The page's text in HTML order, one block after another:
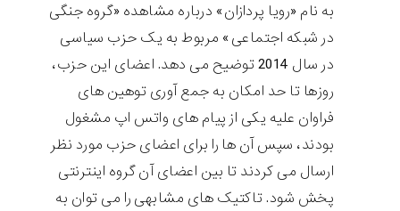
به نام «رویا پردازان» درباره مشاهده «گروه جنگی
در شبکه اجتماعی» مربوط به یک حزب سیاسی
در سال 2014 توضیح می دهد. اعضای این حزب،
روزها تا حد امکان به جمع آوری توهین های
فراوان علیه یکی از پیام های واتس اپ مشغول
بودند، سپس آن ها را برای اعضای حزب مورد نظر
ارسال می کردند تا بین اعضای آن گروه اینترنتی
پخش شود. تاکتیک های مشابهی را می توان به